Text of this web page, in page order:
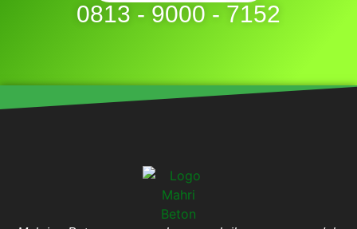
0813 - 9000 - 7152